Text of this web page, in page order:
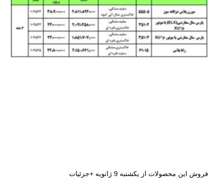
فروش این محصولات از یکشنبه 9 ژانویه +جزئیات